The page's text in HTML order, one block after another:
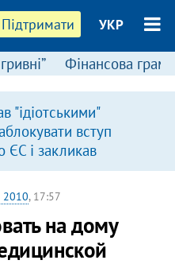
Підтримати УКР
Фінансова
"ідіотськими"
вступ
ЄС і закликав
антиукраїнську
2010, 17:57
на дому